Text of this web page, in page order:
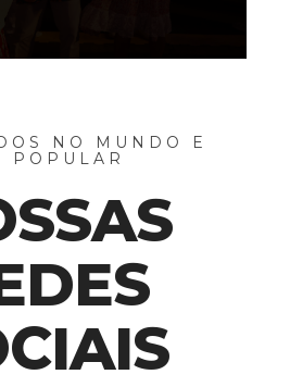
NO MUNDO E
POPULAR